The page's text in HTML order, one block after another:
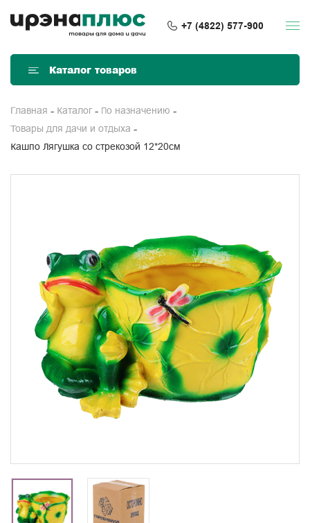
+7 (4822) 577-900
Каталог товаров
Главная Каталог По назначению
Товары для дачи и отдыха
Кашпо Лягушка со стрекозой 12*20см